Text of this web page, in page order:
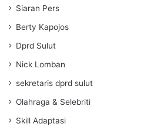
Siaran Pers
Berty Kapojos
Dprd Sulut
Nick Lomban
sekretaris dprd sulut
Olahraga & Selebriti
Skill Adaptasi